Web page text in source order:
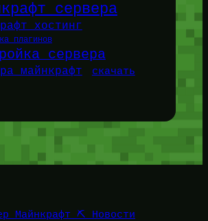
сервера
хостинг
плагинов
сервера
майнкрафт скачать
Майнкрафт ⛏️ Новости